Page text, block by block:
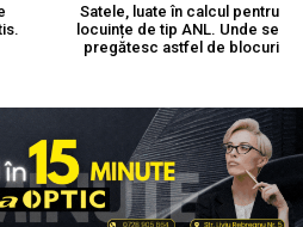
Satele, luate în calcul pentru
locuințe de tip ANL. Unde se
pregătesc astfel de blocuri